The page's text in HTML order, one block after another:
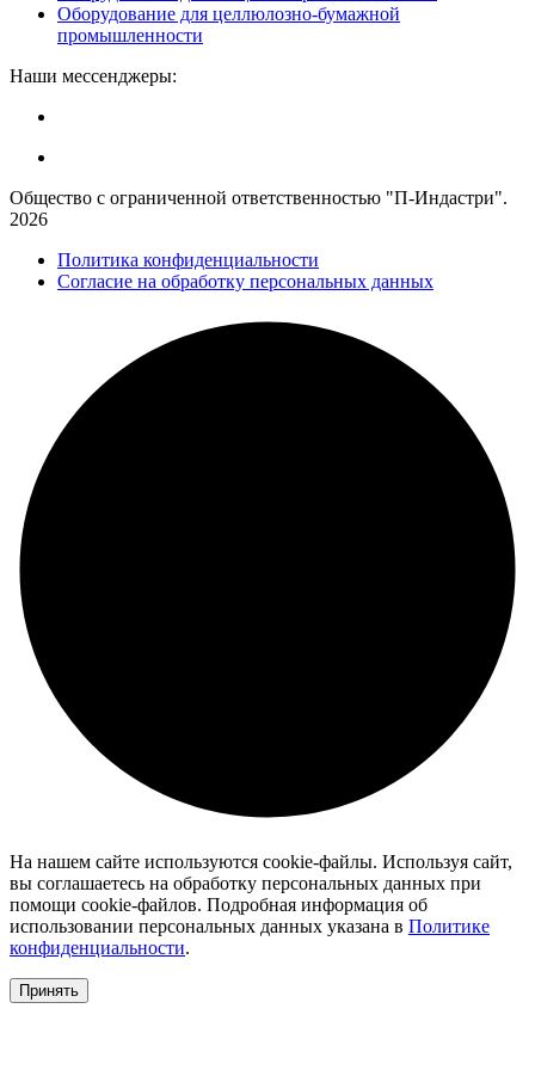
Оборудование для целлюлозно-бумажной
промышленности
Наши мессенджеры:
Общество с ограниченной ответственностью "П-Индастри".
2026
Политика конфиденциальности
Согласие на обработку персональных данных
На нашем сайте используются cookie-файлы. Используя сайт,
вы соглашаетесь на обработку персональных данных при
помощи cookie-файлов. Подробная информация об
использовании персональных данных указана в Политике
конфиденциальности.
Принять